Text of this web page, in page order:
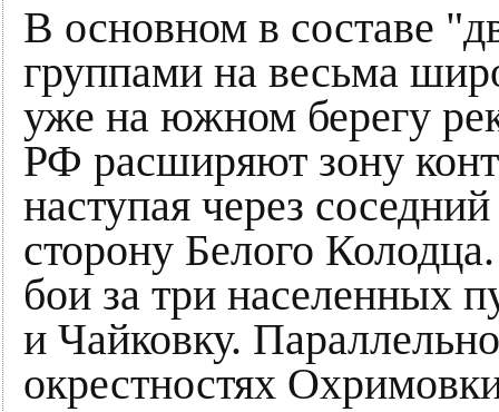
В основном в составе
группами на весьма
уже на южном берегу
РФ расширяют зону
наступая через
сторону Белого
бои за три населенных
и Чайковку.
окрестностях